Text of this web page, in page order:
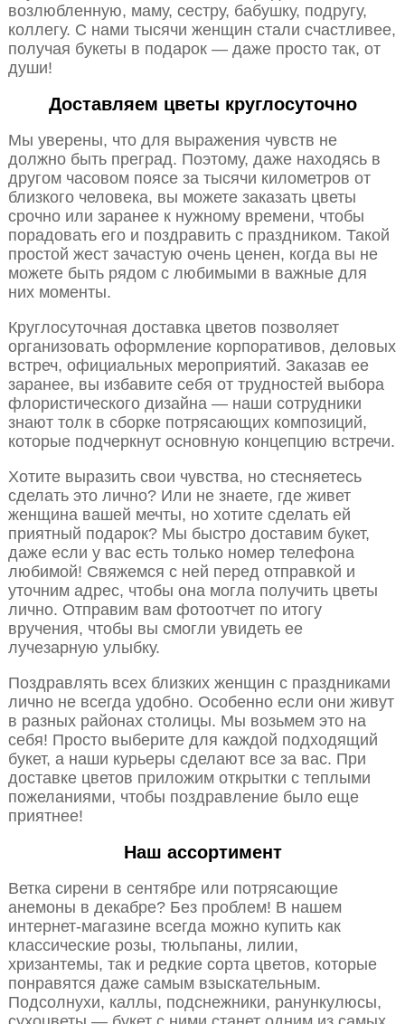
возлюбленную, маму, сестру, бабушку, подругу,
коллегу. С нами тысячи женщин стали счастливее,
получая букеты в подарок — даже просто так, от
души!
Доставляем цветы круглосуточно
Мы уверены, что для выражения чувств не
должно быть преград. Поэтому, даже находясь в
другом часовом поясе за тысячи километров от
близкого человека, вы можете заказать цветы
срочно или заранее к нужному времени, чтобы
порадовать его и поздравить с праздником. Такой
простой жест зачастую очень ценен, когда вы не
можете быть рядом с любимыми в важные для
них моменты.
Круглосуточная доставка цветов позволяет
организовать оформление корпоративов, деловых
встреч, официальных мероприятий. Заказав ее
заранее, вы избавите себя от трудностей выбора
флористического дизайна — наши сотрудники
знают толк в сборке потрясающих композиций,
которые подчеркнут основную концепцию встречи.
Хотите выразить свои чувства, но стесняетесь
сделать это лично? Или не знаете, где живет
женщина вашей мечты, но хотите сделать ей
приятный подарок? Мы быстро доставим букет,
даже если у вас есть только номер телефона
любимой! Свяжемся с ней перед отправкой и
уточним адрес, чтобы она могла получить цветы
лично. Отправим вам фотоотчет по итогу
вручения, чтобы вы смогли увидеть ее
лучезарную улыбку.
Поздравлять всех близких женщин с праздниками
лично не всегда удобно. Особенно если они живут
в разных районах столицы. Мы возьмем это на
себя! Просто выберите для каждой подходящий
букет, а наши курьеры сделают все за вас. При
доставке цветов приложим открытки с теплыми
пожеланиями, чтобы поздравление было еще
приятнее!
Наш ассортимент
Ветка сирени в сентябре или потрясающие
анемоны в декабре? Без проблем! В нашем
интернет-магазине всегда можно купить как
классические розы, тюльпаны, лилии,
хризантемы, так и редкие сорта цветов, которые
понравятся даже самым взыскательным.
Подсолнухи, каллы, подснежники, ранункулюсы,